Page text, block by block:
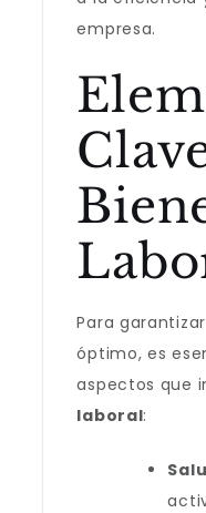
empresa.
Para
óptimo, es
aspectos que
laboral: